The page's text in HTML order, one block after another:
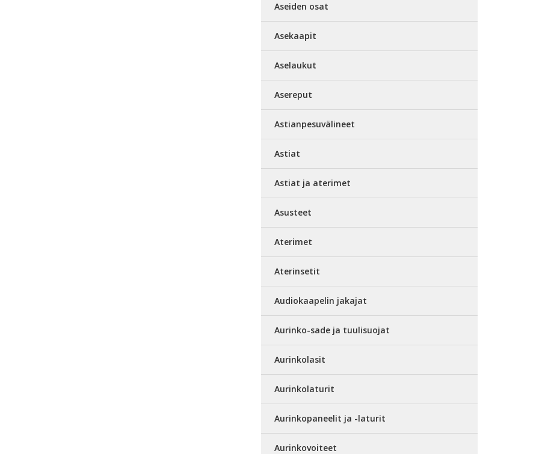
Aseiden osat
Asekaapit
Aselaukut
Asereput
Astianpesuvälineet
Astiat
Astiat ja aterimet
Asusteet
Aterimet
Aterinsetit
Audiokaapelin jakajat
Aurinko-sade ja tuulisuojat
Aurinkolasit
Aurinkolaturit
Aurinkopaneelit ja -laturit
Aurinkovoiteet